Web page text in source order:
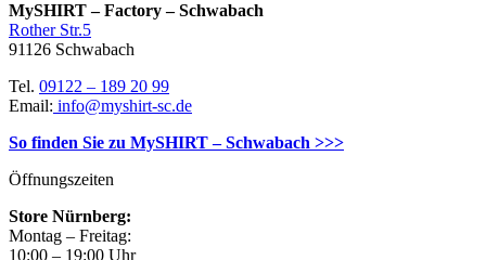
MySHIRT – Factory – Schwabach
Rother Str.5
91126 Schwabach
Tel. 09122 – 189 20 99
Email: info@myshirt-sc.de
So finden Sie zu MySHIRT – Schwabach >>>
Öffnungszeiten
Store Nürnberg:
Montag – Freitag:
10:00 – 19:00 Uhr